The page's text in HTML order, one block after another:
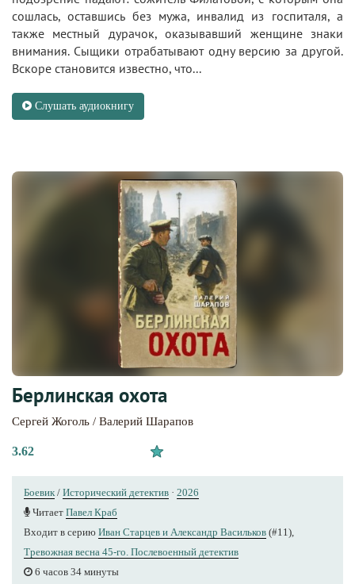
сошлась, оставшись без мужа, инвалид из госпиталя, а
также местный дурачок, оказывавший женщине знаки
внимания. Сыщики отрабатывают одну версию за другой.
Вскоре становится известно, что...
Слушать аудиокнигу
Берлинская охота
Сергей Жоголь / Валерий Шарапов
3.62
Боевик / Исторический детектив · 2026
Читает Павел Краб
Входит в серию Иван Старцев и Александр Васильков (#11),
Тревожная весна 45-го. Послевоенный детектив
6 часов 34 минуты